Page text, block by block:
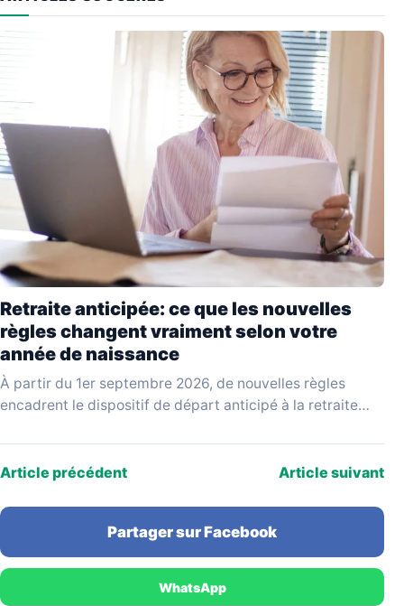
Retraite anticipée: ce que les nouvelles
règles changent vraiment selon votre
année de naissance
À partir du 1er septembre 2026, de nouvelles règles
encadrent le dispositif de départ anticipé à la retraite
Article précédent Article suivant
Partager sur Facebook
WhatsApp